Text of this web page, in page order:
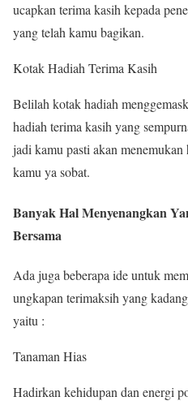
ucapkan terima kasih kepada
yang telah kamu bagikan.
Kotak Hadiah Terima Kasih
Belilah kotak hadiah
hadiah terima kasih yang
jadi kamu pasti akan
kamu ya sobat.
Banyak Hal Menyenangkan
Bersama
Ada juga beberapa ide untuk
ungkapan terimaksih yang
yaitu :
Tanaman Hias
Hadirkan kehidupan dan energi